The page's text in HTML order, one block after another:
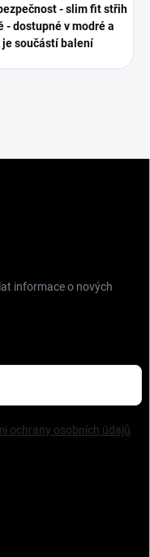
- slim fit střih
- dostupné v modré a
je součástí balení
informace o nových
ochrany osobních údajů